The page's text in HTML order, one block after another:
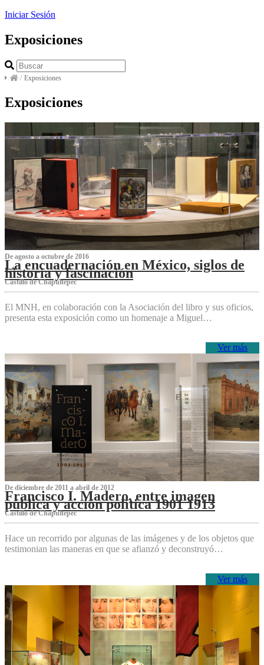
Iniciar Sesión
Exposiciones
/ Exposiciones
Exposiciones
De agosto a octubre de 2016
La encuadernación en México, siglos de
historia y fascinación
Castillo de Chapultepec
El MNH, en colaboración con la Asociación del libro y sus oficios,
presenta esta exposición como un homenaje a Miguel…
Ver más
De diciembre de 2011 a abril de 2012
Francisco I. Madero, entre imagen
pública y acción política 1901 1913
Castillo de Chapultepec
Hace un recorrido por algunas de las imágenes y de los objetos que
testimonian las maneras en que se afianzó y deconstruyó…
Ver más